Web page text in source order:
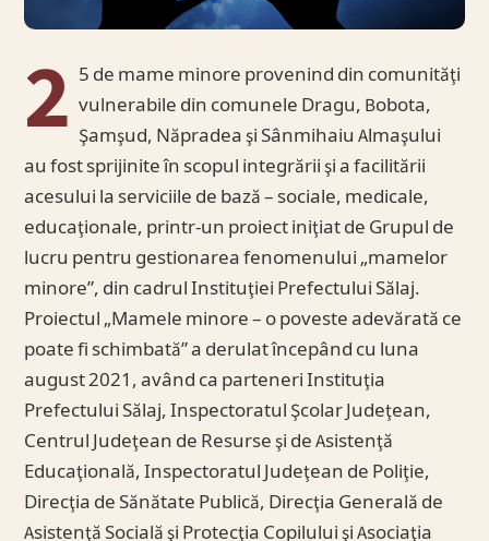
2 5 de mame minore provenind din comunităţi
vulnerabile din comunele Dragu, Bobota,
Şamşud, Năpradea şi Sânmihaiu Almaşului
au fost sprijinite în scopul integrării şi a facilitării
acesului la serviciile de bază – sociale, medicale,
educaţionale, printr-un proiect iniţiat de Grupul de
lucru pentru gestionarea fenomenului „mamelor
minore”, din cadrul Instituţiei Prefectului Sălaj.
Proiectul „Mamele minore – o poveste adevărată ce
poate fi schimbată” a derulat începând cu luna
august 2021, având ca parteneri Instituţia
Prefectului Sălaj, Inspectoratul Şcolar Judeţean,
Centrul Judeţean de Resurse şi de Asistenţă
Educaţională, Inspectoratul Judeţean de Poliţie,
Direcţia de Sănătate Publică, Direcţia Generală de
Asistenţă Socială şi Protecţia Copilului şi Asociaţia